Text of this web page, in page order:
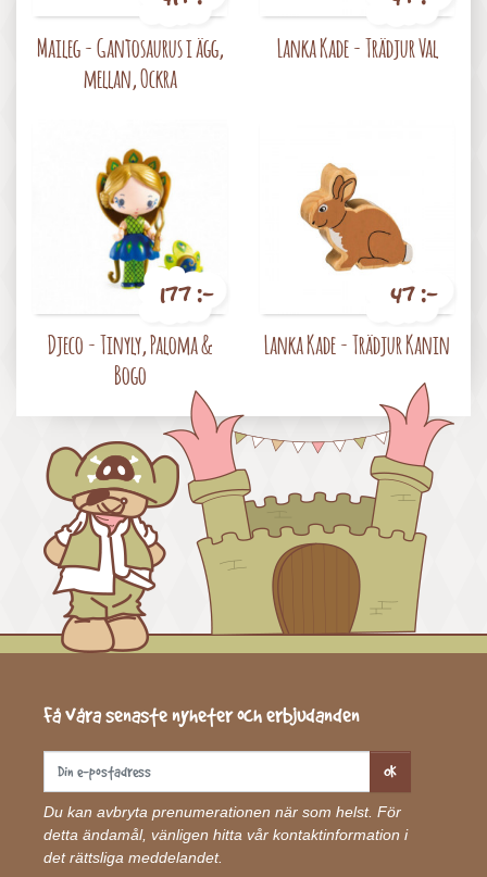
Maileg - Gantosaurus i ägg,
mellan, Ockra
Lanka Kade - Trädjur Val
177 :-
Djeco - Tinyly, Paloma &
Bogo
47 :-
Lanka Kade - Trädjur Kanin
Få våra senaste nyheter och erbjudanden
OK
Du kan avbryta prenumerationen när som helst. För
detta ändamål, vänligen hitta vår kontaktinformation i
det rättsliga meddelandet.